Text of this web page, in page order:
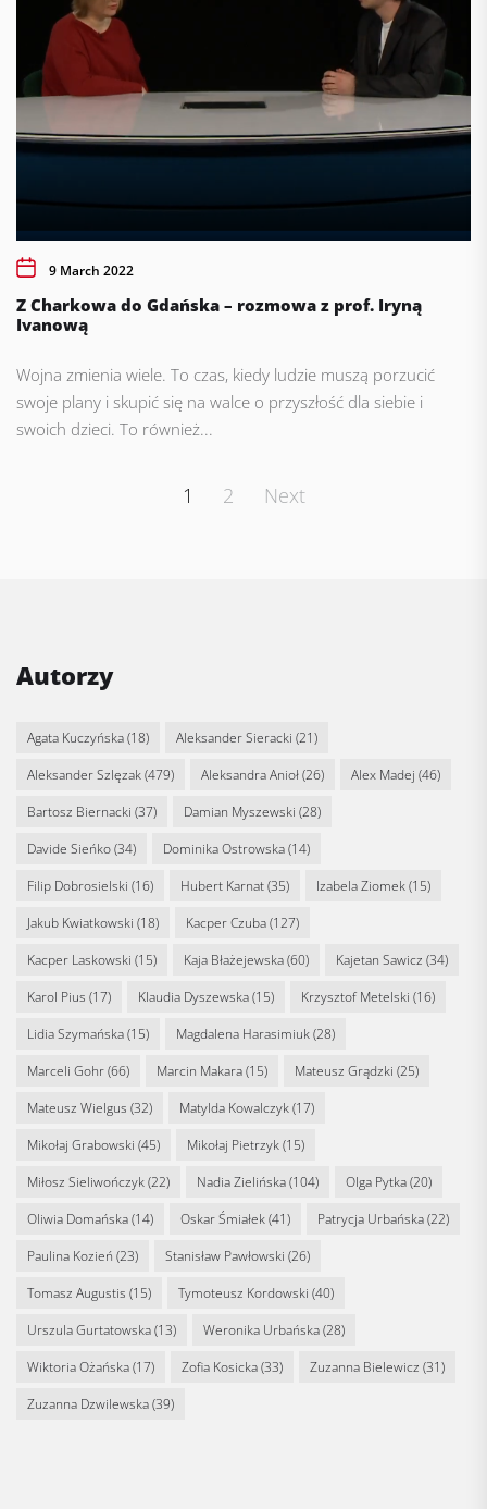
9 March 2022
Z Charkowa do Gdańska – rozmowa z prof. Iryną
Ivanową
Wojna zmienia wiele. To czas, kiedy ludzie muszą porzucić
swoje plany i skupić się na walce o przyszłość dla siebie i
swoich dzieci. To również...
1 2 Next
Autorzy
Agata Kuczyńska(18) Aleksander Sieracki (21)
Aleksander Szlęzak(479) Aleksandra Anioł(26) Alex Madej (46)
Bartosz Biernacki (37) Damian Myszewski (28)
Davide Sieńko(34) Dominika Ostrowska(14)
Filip Dobrosielski (16) Hubert Karnat(35) Izabela Ziomek(15)
Jakub Kwiatkowski (18) Kacper Czuba(127)
Kacper Laskowski (15) Kaja Błażejewska(60) Kajetan Sawicz (34)
Karol Pius (17) Klaudia Dyszewska(15) Krzysztof Metelski (16)
Lidia Szymańska(15) Magdalena Harasimiuk(28)
Marceli Gohr(66) Marcin Makara(15) Mateusz Grądzki (25)
Mateusz Wielgus (32) Matylda Kowalczyk(17)
Mikołaj Grabowski (45) Mikołaj Pietrzyk(15)
Miłosz Sieliwończyk(22) Nadia Zielińska(104) Olga Pytka(20)
Oliwia Domańska(14) Oskar Śmiałek(41) Patrycja Urbańska(22)
Paulina Kozień (23) Stanisław Pawłowski (26)
Tomasz Augustis (15) Tymoteusz Kordowski (40)
Urszula Gurtatowska(13) Weronika Urbańska(28)
Wiktoria Ożańska(17) Zofia Kosicka(33) Zuzanna Bielewicz (31)
Zuzanna Dzwilewska(39)